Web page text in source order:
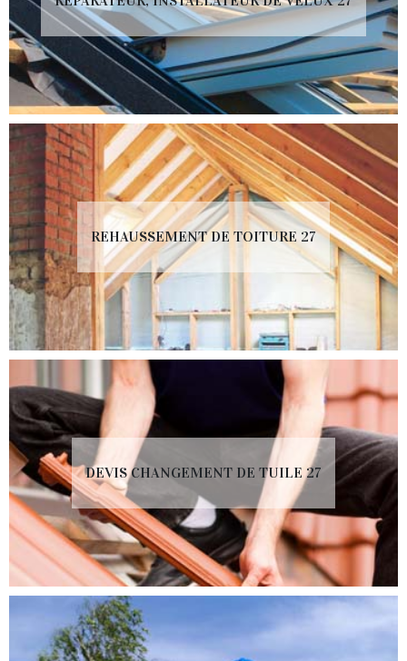
REHAUSSEMENT DE TOITURE 27
DEVIS CHANGEMENT DE TUILE 27